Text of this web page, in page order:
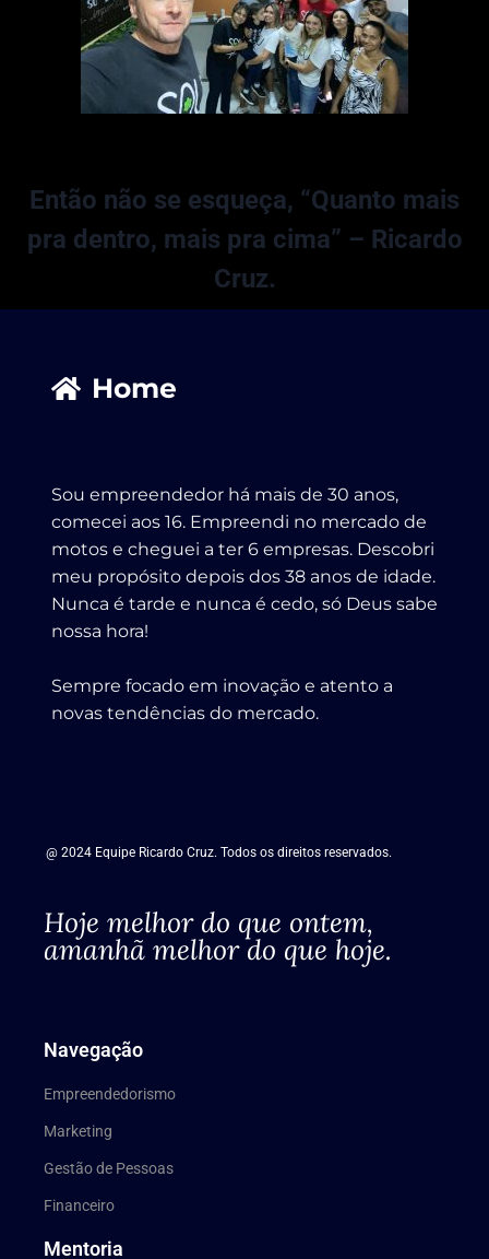
Então não se esqueça, “Quanto mais
pra dentro, mais pra cima” – Ricardo
Cruz.
Home
Sou empreendedor há mais de 30 anos,
comecei aos 16. Empreendi no mercado de
motos e cheguei a ter 6 empresas. Descobri
meu propósito depois dos 38 anos de idade.
Nunca é tarde e nunca é cedo, só Deus sabe
nossa hora!
Sempre focado em inovação e atento a
novas tendências do mercado.
@ 2024 Equipe Ricardo Cruz. Todos os direitos reservados.
Hoje melhor do que ontem,
amanhã melhor do que hoje.
Navegação
Empreendedorismo
Marketing
Gestão de Pessoas
Financeiro
Mentoria